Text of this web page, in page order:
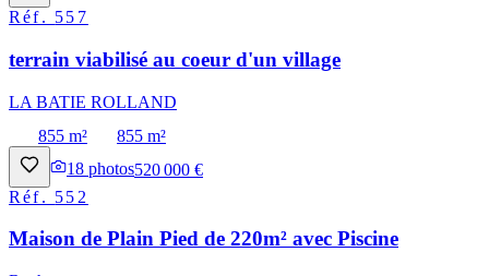
Réf. 557
terrain viabilisé au coeur d'un village
LA BATIE ROLLAND
855 m²
855 m²
18 photos520 000 €
Réf. 552
Maison de Plain Pied de 220m² avec Piscine